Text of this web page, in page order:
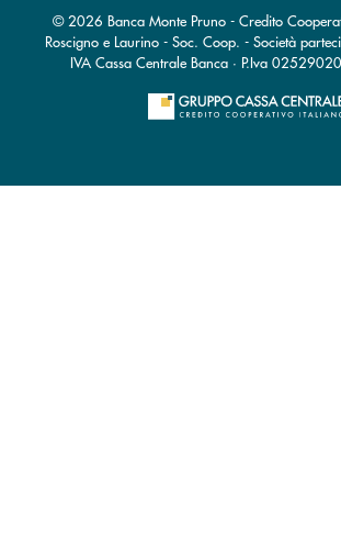
© 2026 Banca Monte Pruno - Credito
Roscigno e Laurino - Soc. Coop. - Società
IVA Cassa Centrale Banca · P.Iva